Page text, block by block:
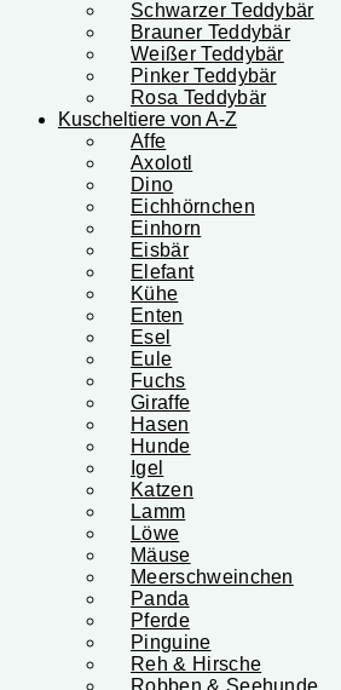
Schwarzer Teddybär
Brauner Teddybär
Weißer Teddybär
Pinker Teddybär
Rosa Teddybär
Kuscheltiere von A-Z
Affe
Axolotl
Dino
Eichhörnchen
Einhorn
Eisbär
Elefant
Kühe
Enten
Esel
Eule
Fuchs
Giraffe
Hasen
Hunde
Igel
Katzen
Lamm
Löwe
Mäuse
Meerschweinchen
Panda
Pferde
Pinguine
Reh & Hirsche